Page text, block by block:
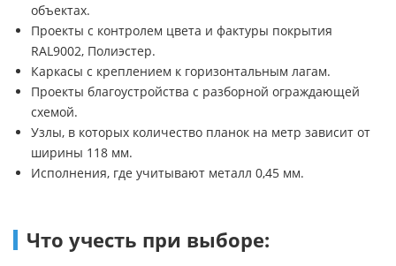
объектах.
Проекты с контролем цвета и фактуры покрытия
RAL9002, Полиэстер.
Каркасы с креплением к горизонтальным лагам.
Проекты благоустройства с разборной ограждающей
схемой.
Узлы, в которых количество планок на метр зависит от
ширины 118 мм.
Исполнения, где учитывают металл 0,45 мм.
Что учесть при выборе: